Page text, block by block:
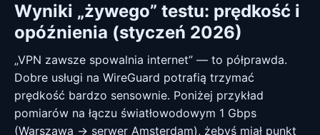
Wyniki „żywego” testu: prędkość i
opóźnienia (styczeń 2026)
„VPN zawsze spowalnia internet” — to półprawda.
Dobre usługi na WireGuard potrafią trzymać
prędkość bardzo sensownie. Poniżej przykład
pomiarów na łączu światłowodowym 1 Gbps
(Warszawa → serwer Amsterdam), żebyś miał punkt